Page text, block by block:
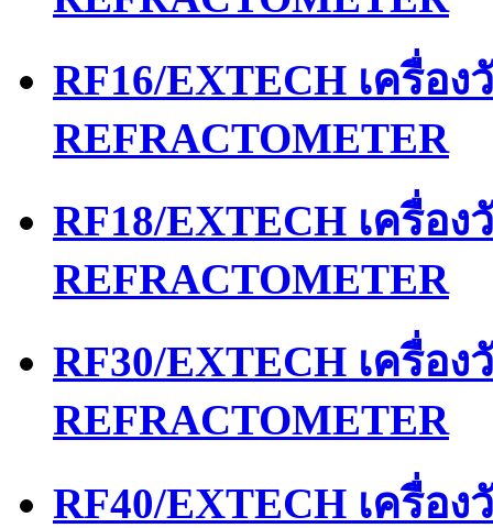
RF16/EXTECH เครื่อ
REFRACTOMETER
RF18/EXTECH เครื่อ
REFRACTOMETER
RF30/EXTECH เครื่อ
REFRACTOMETER
RF40/EXTECH เครื่อ